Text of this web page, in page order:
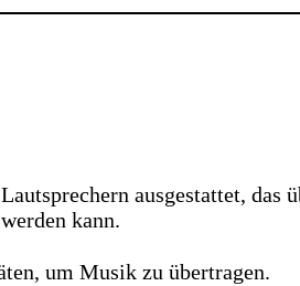
ausgestattet, das
kann.
um Musik zu übertragen.